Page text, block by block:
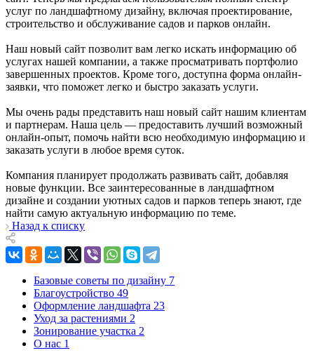
услуг по ландшафтному дизайну, включая проектирование,
строительство и обслуживание садов и парков онлайн.
Наш новый сайт позволит вам легко искать информацию об
услугах нашей компании, а также просматривать портфолио
завершенных проектов. Кроме того, доступна форма онлайн-
заявки, что поможет легко и быстро заказать услуги.
Мы очень рады представить наш новый сайт нашим клиентам
и партнерам. Наша цель — предоставить лучший возможный
онлайн-опыт, помочь найти всю необходимую информацию и
заказать услуги в любое время суток.
Компания планирует продолжать развивать сайт, добавляя
новые функции. Все заинтересованные в ландшафтном
дизайне и создании уютных садов и парков теперь знают, где
найти самую актуальную информацию по теме.
Назад к списку
Базовые советы по дизайну 7
Благоустройство 49
Оформление ландшафта 23
Уход за растениями 2
Зонирование участка 2
О нас 1